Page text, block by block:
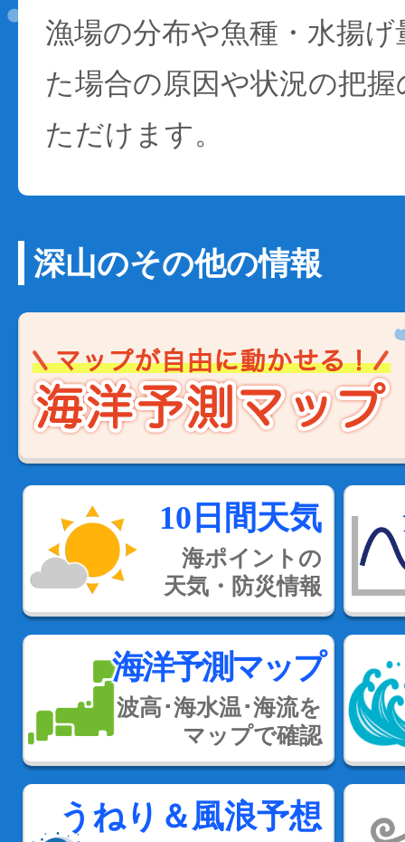
漁場の分布や魚種・水揚
た場合の原因や状況の把
ただけます。
深山のその他の情報
10日間天気
海ポイントの
天気・防災情報
海洋予測マップ
波高･海水温･海流を
マップで確認
うねり＆風浪予想